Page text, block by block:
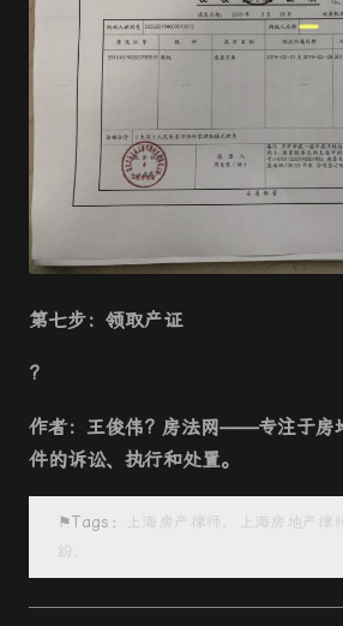
第七步：领取产证
?
作者：王俊伟? 房法网——专注于房
件的诉讼、执行和处置。
⚑Tags：
上海房产律师，上海房地产律
纷，